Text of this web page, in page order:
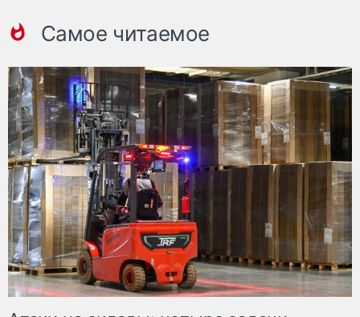
Самое читаемое